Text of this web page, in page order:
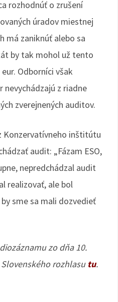
k
rozhodnúť o zrušení
úradov miestnej
má zaniknúť alebo sa
by tak mohol už tento
Odborníci však
nevychádzajú z riadne
zverejnených auditov.
Konzervatívneho inštitútu
audit: „Fázam ESO,
nepredchádzal audit
realizovať, ale bol
sme sa mali dozvedieť
zo dňa 10.
rozhlasu tu.